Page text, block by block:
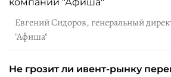
Евгений Сидоров, генеральный
"Афиша"
Не грозит ли ивент-рынку